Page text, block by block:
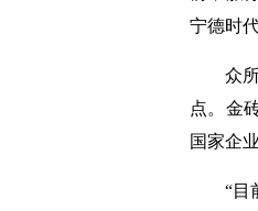
宁德时
众
点。金
国家企
“目